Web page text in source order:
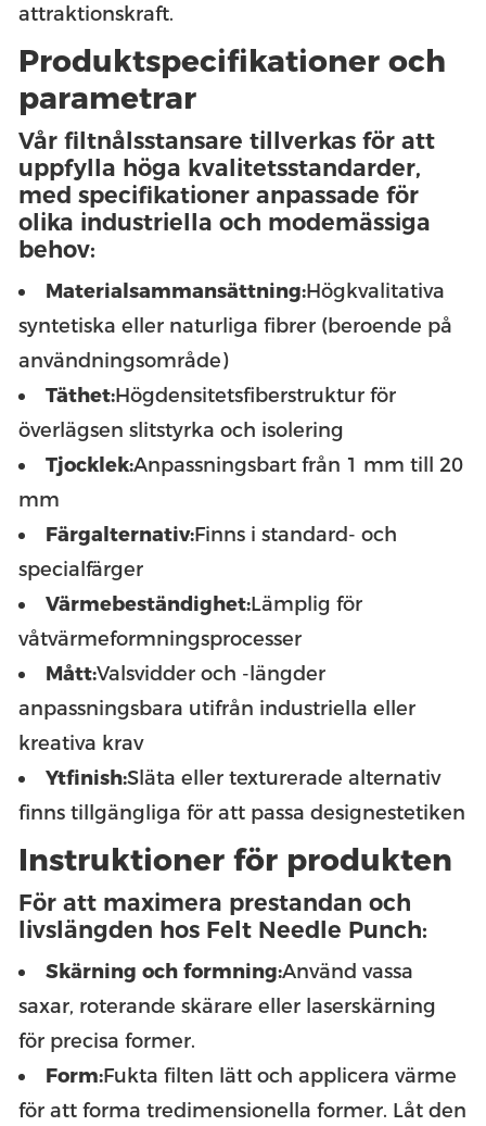
attraktionskraft.
Produktspecifikationer och
parametrar
Vår filtnålsstansare tillverkas för att
uppfylla höga kvalitetsstandarder,
med specifikationer anpassade för
olika industriella och modemässiga
behov:
Materialsammansättning:Högkvalitativa
syntetiska eller naturliga fibrer (beroende på
användningsområde)
Täthet:Högdensitetsfiberstruktur för
överlägsen slitstyrka och isolering
Tjocklek:Anpassningsbart från 1 mm till 20
mm
Färgalternativ:Finns i standard- och
specialfärger
Värmebeständighet:Lämplig för
våtvärmeformningsprocesser
Mått:Valsvidder och -längder
anpassningsbara utifrån industriella eller
kreativa krav
Ytfinish:Släta eller texturerade alternativ
finns tillgängliga för att passa designestetiken
Instruktioner för produkten
För att maximera prestandan och
livslängden hos Felt Needle Punch:
Skärning och formning:Använd vassa
saxar, roterande skärare eller laserskärning
för precisa former.
Form:Fukta filten lätt och applicera värme
för att forma tredimensionella former. Låt den